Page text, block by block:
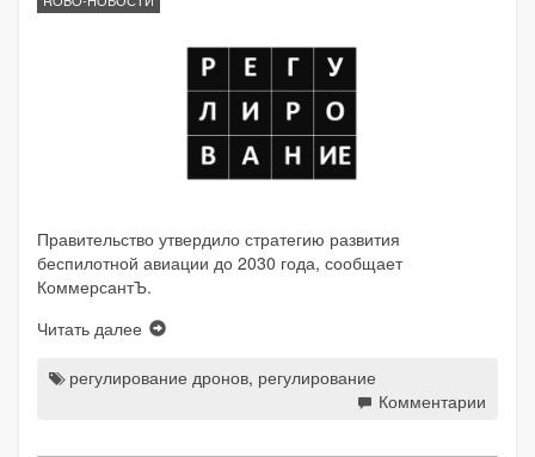
Правительство утвердило стратегию развития
беспилотной авиации до 2030 года, сообщает
КоммерсантЪ.
Читать далее
регулирование дронов, регулирование
Комментарии